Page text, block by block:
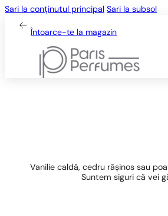
Sari la conținutul principal Sari la subsol
Întoarce-te la magazin
Vanilie caldă, cedru rășinos sau
Suntem siguri că vei